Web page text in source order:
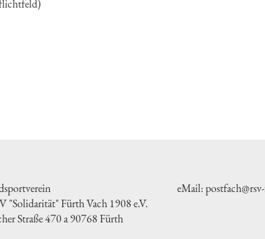
"Solidarität" Fürth Vach 1908 e.V.
Straße 470 a 90768 Fürth
eMail: